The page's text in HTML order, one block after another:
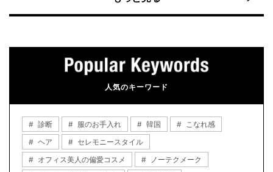
人気のキーワード
診断 服のお手入れ 韓国
こなれ感
ヘア
セレモニースタイル
オフィス美人の偏愛コスメ
ノーテクメーク